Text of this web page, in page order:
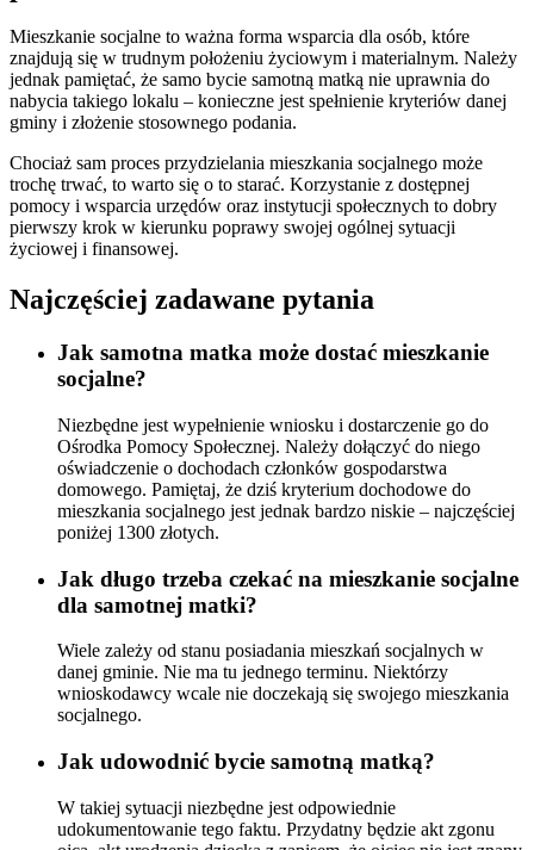
Mieszkanie socjalne to ważna forma wsparcia dla osób, które
znajdują się w trudnym położeniu życiowym i materialnym. Należy
jednak pamiętać, że samo bycie samotną matką nie uprawnia do
nabycia takiego lokalu – konieczne jest spełnienie kryteriów danej
gminy i złożenie stosownego podania.
Chociaż sam proces przydzielania mieszkania socjalnego może
trochę trwać, to warto się o to starać. Korzystanie z dostępnej
pomocy i wsparcia urzędów oraz instytucji społecznych to dobry
pierwszy krok w kierunku poprawy swojej ogólnej sytuacji
życiowej i finansowej.
Najczęściej zadawane pytania
Jak samotna matka może dostać mieszkanie
socjalne?
Niezbędne jest wypełnienie wniosku i dostarczenie go do
Ośrodka Pomocy Społecznej. Należy dołączyć do niego
oświadczenie o dochodach członków gospodarstwa
domowego. Pamiętaj, że dziś kryterium dochodowe do
mieszkania socjalnego jest jednak bardzo niskie – najczęściej
poniżej 1300 złotych.
Jak długo trzeba czekać na mieszkanie socjalne
dla samotnej matki?
Wiele zależy od stanu posiadania mieszkań socjalnych w
danej gminie. Nie ma tu jednego terminu. Niektórzy
wnioskodawcy wcale nie doczekają się swojego mieszkania
socjalnego.
Jak udowodnić bycie samotną matką?
W takiej sytuacji niezbędne jest odpowiednie
udokumentowanie tego faktu. Przydatny będzie akt zgonu